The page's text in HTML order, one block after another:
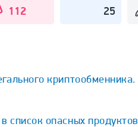
112 25
список опасных